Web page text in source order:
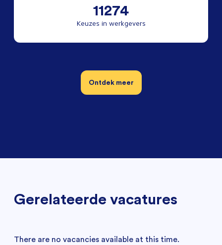
11274
Keuzes in werkgevers
Ontdek meer
Gerelateerde vacatures
There are no vacancies available at this time.